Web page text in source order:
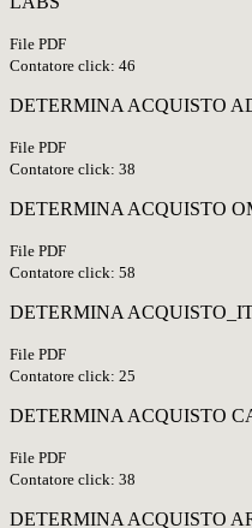
File PDF
Contatore click: 46
DETERMINA ACQUISTO
File PDF
Contatore click: 38
DETERMINA ACQUISTO
File PDF
Contatore click: 58
DETERMINA
File PDF
Contatore click: 25
DETERMINA ACQUISTO
File PDF
Contatore click: 38
DETERMINA ACQUISTO